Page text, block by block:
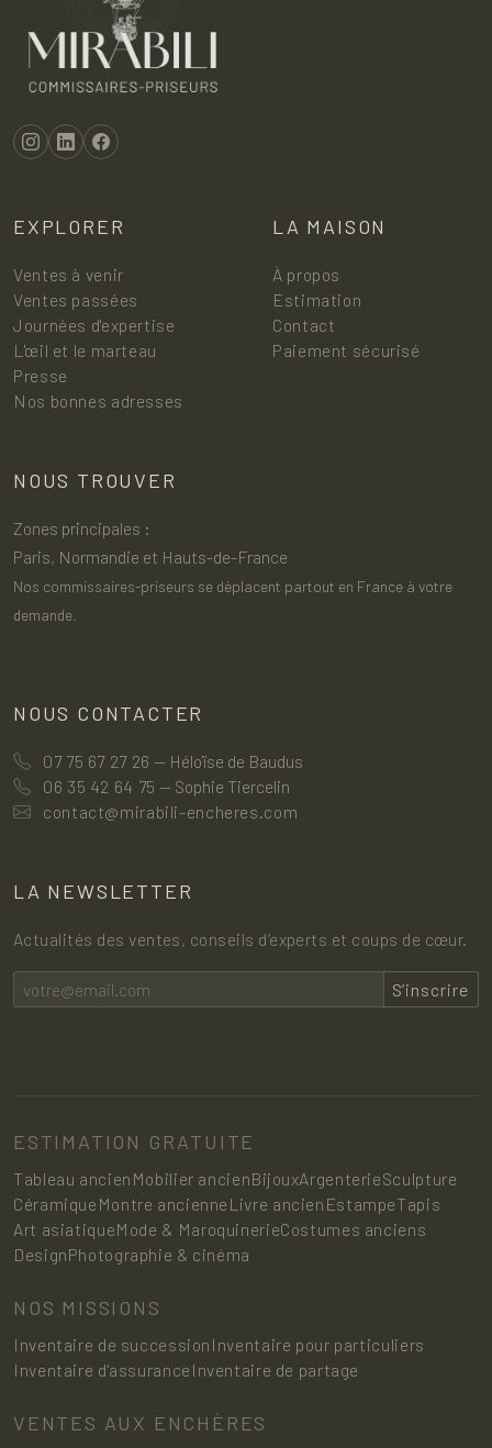
EXPLORER
Ventes à venir
Ventes passées
Journées d'expertise
L'œil et le marteau
Presse
Nos bonnes adresses
LA MAISON
À propos
Estimation
Contact
Paiement sécurisé
NOUS TROUVER
Zones principales :
Paris, Normandie et Hauts-de-France
Nos commissaires-priseurs se déplacent partout en France à votre
demande.
NOUS CONTACTER
07 75 67 27 26 — Héloïse de Baudus
06 35 42 64 75 — Sophie Tiercelin
contact@mirabili-encheres.com
LA NEWSLETTER
Actualités des ventes, conseils d’experts et coups de cœur.
S’inscrire
ESTIMATION GRATUITE
Tableau ancien Mobilier ancienBijouxArgenterieSculpture
Céramique Montre ancienne Livre ancien EstampeTapis
Art asiatiqueMode & MaroquinerieCostumes anciens
DesignPhotographie & cinéma
NOS MISSIONS
Inventaire de succession Inventaire pour particuliers
Inventaire d'assurance Inventaire de partage
VENTES AUX ENCHÈRES